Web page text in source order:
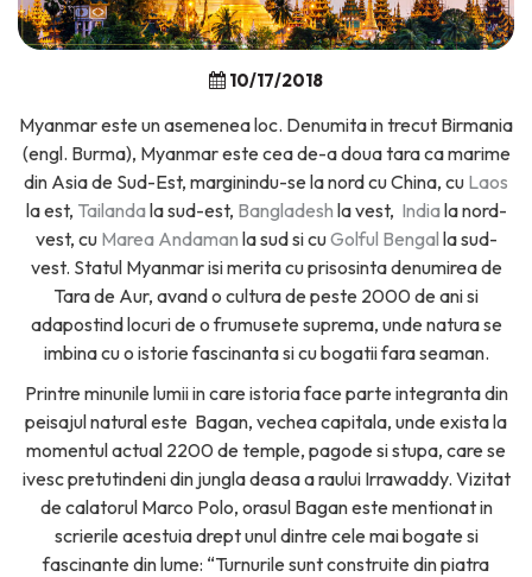
10/17/2018
Myanmar este un asemenea loc. Denumita in trecut Birmania
(engl. Burma), Myanmar este cea de-a doua tara ca marime
din Asia de Sud-Est, marginindu-se la nord cu China, cu Laos
la est, Tailandala sud-est, Bangladesh la vest, Indiala nord-
vest, cu Marea Andaman la sud si cuGolful Bengal la sud-
vest. Statul Myanmar isi merita cu prisosinta denumirea de
Tara de Aur, avand o cultura de peste 2000 de ani si
adapostind locuri de o frumusete suprema, unde natura se
imbina cu o istorie fascinanta si cu bogatii fara seaman.
Printre minunile lumii in care istoria face parte integranta din
peisajul natural este Bagan, vechea capitala, unde exista la
momentul actual 2200 de temple, pagode si stupa, care se
ivesc pretutindeni din jungla deasa a raului Irrawaddy. Vizitat
de calatorul Marco Polo, orasul Bagan este mentionat in
scrierile acestuia drept unul dintre cele mai bogate si
fascinante din lume: “Turnurile sunt construite din piatra